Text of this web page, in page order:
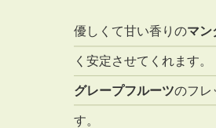
優しくて甘い香りのマン
く安定させてくれます。
グレープフルーツのフレ
す。